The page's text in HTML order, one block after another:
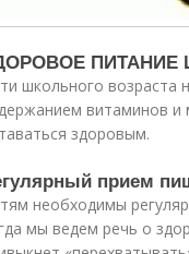
школьного возраста
витаминов и
здоровым.
прием
необходимы
мы ведем речь о